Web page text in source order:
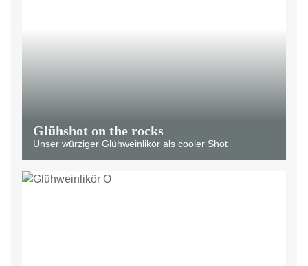
Glühshot on the rocks
Unser würziger Glühweinlikör als cooler Shot